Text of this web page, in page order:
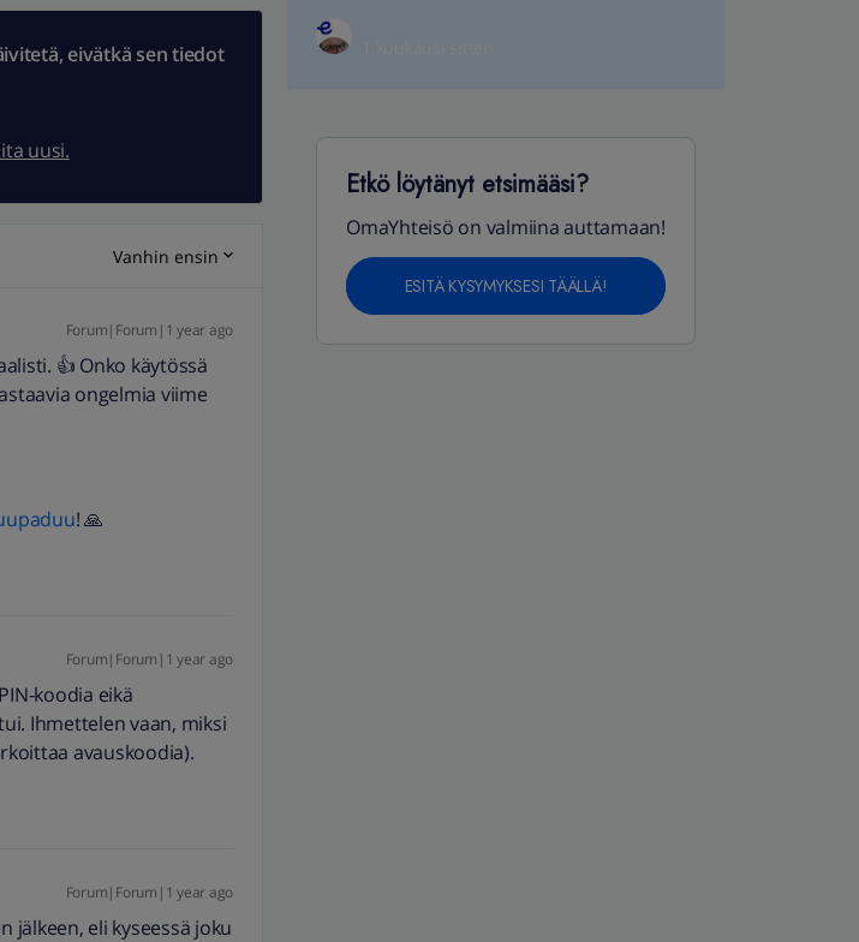
eivätkä sen tiedot
uusi.
Vanhin ensin
Forum|Forum|1 year ago
👍 Onko käytössä
ongelmia viime
! 🙏
Forum|Forum|1 year ago
koodia eikä
Ihmettelen vaan, miksi
avauskoodia).
Forum|Forum|1 year ago
jälkeen, eli kyseessä joku
Etkö löytänyt etsimääsi?
OmaYhteisö on valmiina auttamaan!
ESITÄ KYSYMYKSESI TÄÄLLÄ!